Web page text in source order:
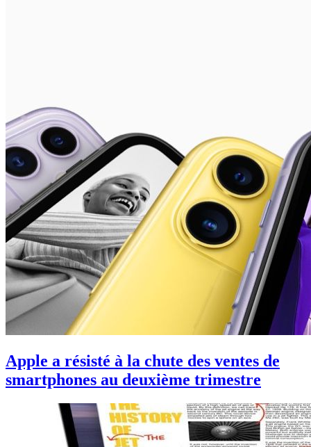
Apple a résisté à la chute des ventes de
smartphones au deuxième trimestre